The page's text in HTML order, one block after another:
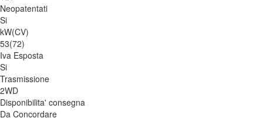
Neopatentati
Si
kW(CV)
53(72)
Iva Esposta
Si
Trasmissione
2WD
Disponibilita' consegna
Da Concordare